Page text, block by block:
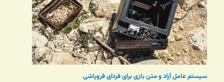
سیستم عامل آزاد و متن بازی برای فردای فروپاشی